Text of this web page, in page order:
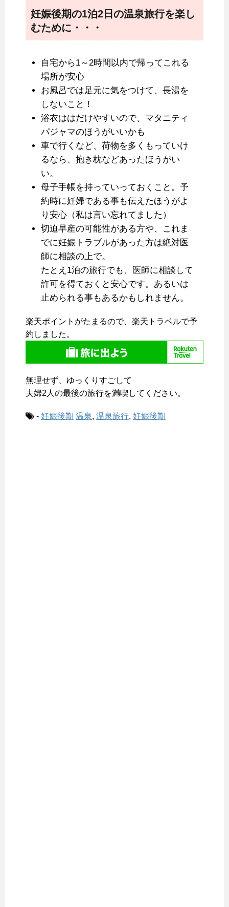
妊娠後期の1泊2日の温泉旅行を楽し
むために・・・
自宅から1～2時間以内で帰ってこれる
場所が安心
お風呂では足元に気をつけて、長湯を
しないこと！
浴衣ははだけやすいので、マタニティ
パジャマのほうがいいかも
車で行くなど、荷物を多くもっていけ
るなら、抱き枕などあったほうがい
い。
母子手帳を持っていっておくこと。予
約時に妊婦である事も伝えたほうがよ
り安心（私は言い忘れてました）
切迫早産の可能性がある方や、これま
でに妊娠トラブルがあった方は絶対医
師に相談の上で。
たとえ1泊の旅行でも、医師に相談して
許可を得ておくと安心です。あるいは
止められる事もあるかもしれません。
楽天ポイントがたまるので、楽天トラベルで予
約しました。
無理せず、ゆっくりすごして
夫婦2人の最後の旅行を満喫してください。
- 妊娠後期 温泉, 温泉旅行, 妊娠後期